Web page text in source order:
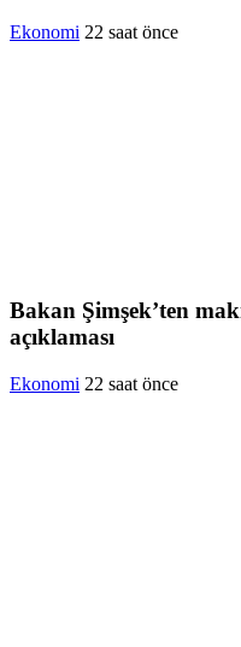
Ekonomi 22 saat önce
Bakan Şimşek’ten
açıklaması
Ekonomi 22 saat önce